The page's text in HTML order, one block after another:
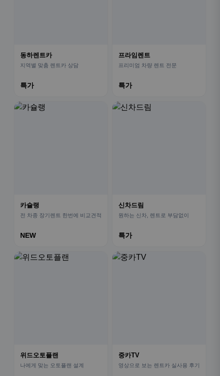
동하렌트카
지역별 맞춤 렌트카 상담
특가
프라임렌트
프리미엄 차량 렌트 전문
특가
카슐랭
전 차종 장기렌트 한번에 비교견적
NEW
신차드림
원하는 신차, 렌트로 부담없이
특가
위드오토플랜
나에게 맞는 오토플랜 설계
중카TV
영상으로 보는 렌트카 실사용 후기